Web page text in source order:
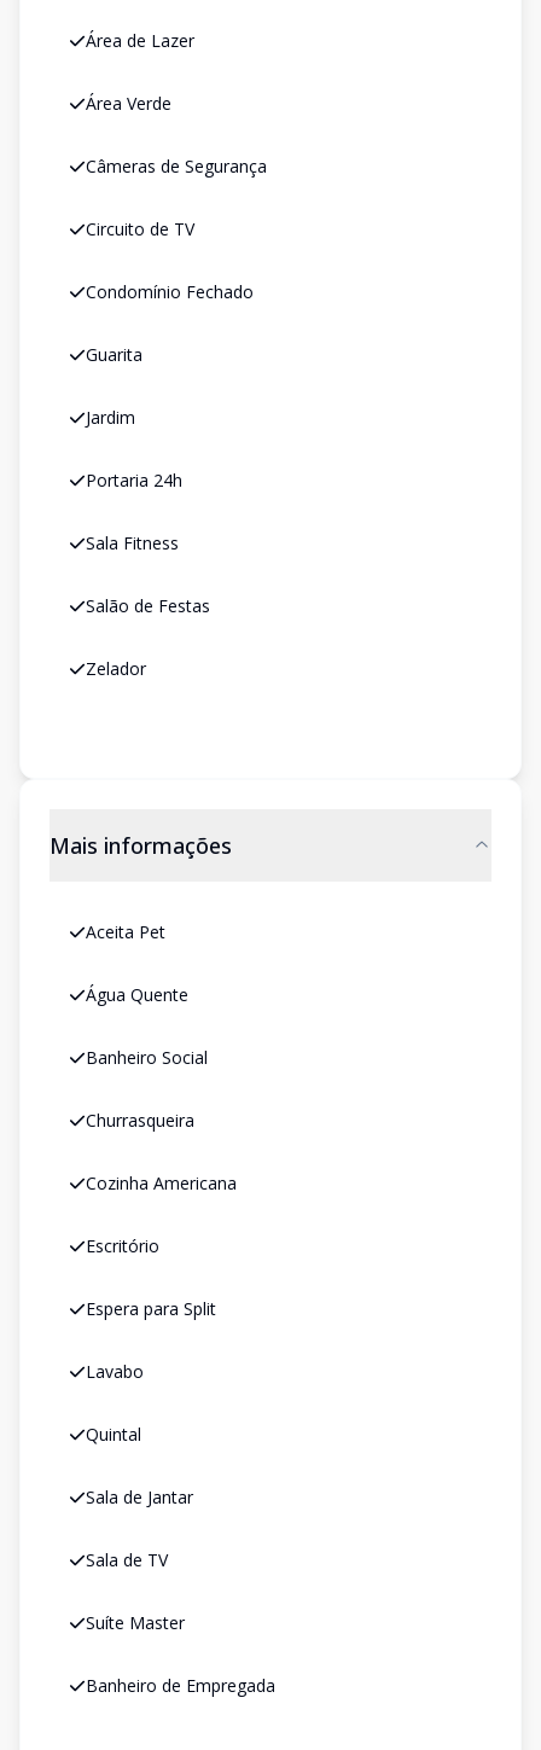
Área de Lazer
Área Verde
Câmeras de Segurança
Circuito de TV
Condomínio Fechado
Guarita
Jardim
Portaria 24h
Sala Fitness
Salão de Festas
Zelador
Mais informações
Aceita Pet
Água Quente
Banheiro Social
Churrasqueira
Cozinha Americana
Escritório
Espera para Split
Lavabo
Quintal
Sala de Jantar
Sala de TV
Suíte Master
Banheiro de Empregada